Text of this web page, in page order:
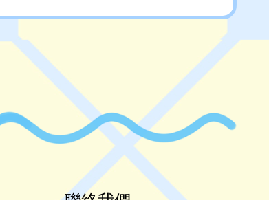
可以留任至任期屆滿為止。
委員互選一人擔任 。如其他委員缺位時，得由在